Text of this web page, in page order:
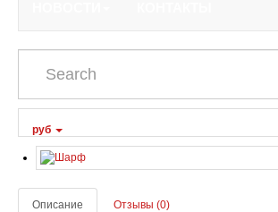
руб
Описание Отзывы (0)